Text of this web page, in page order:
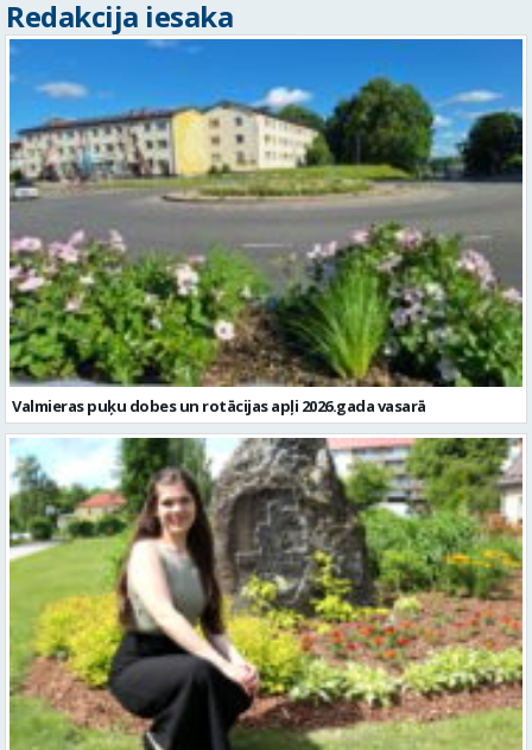
Redakcija iesaka
Valmieras puķu dobes un rotācijas apļi 2026.gada vasarā